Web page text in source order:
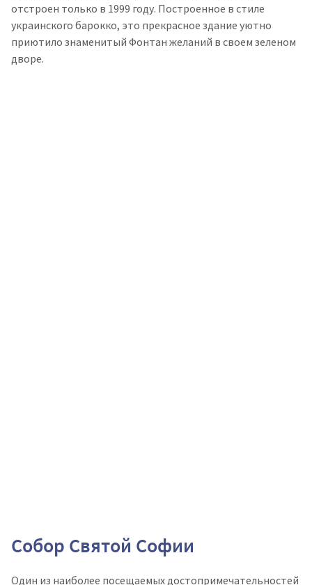
отстроен только в 1999 году. Построенное в стиле
украинского барокко, это прекрасное здание уютно
приютило знаменитый Фонтан желаний в своем зеленом
дворе.
Собор Святой Софии
Один из наиболее посещаемых достопримечательностей